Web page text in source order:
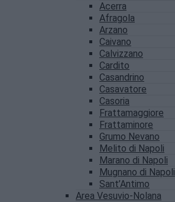
Acerra
Afragola
Arzano
Caivano
Calvizzano
Cardito
Casandrino
Casavatore
Casoria
Frattamaggiore
Frattaminore
Grumo Nevano
Melito di Napoli
Marano di Napoli
Mugnano di Napoli
Sant’Antimo
Area Vesuvio-Nolana